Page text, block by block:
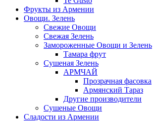
Фрукты из Армении
Овощи. Зелень
Свежие Овощи
Свежая Зелень
Замороженные Овощи и Зелень
Тамара фрут
Сушеная Зелень
АРМЧАЙ
Прозрачная фасовка
Армянский Тараз
Другие производители
Сушеные Овощи
Сладости из Армении